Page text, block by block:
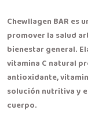
Chewllagen BAR
promover la salud
bienestar general.
vitamina C natural
antioxidante,
solución nutritiva y
cuerpo.